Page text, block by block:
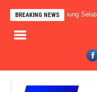
BREAKING NEWS
di Lampung Selatan